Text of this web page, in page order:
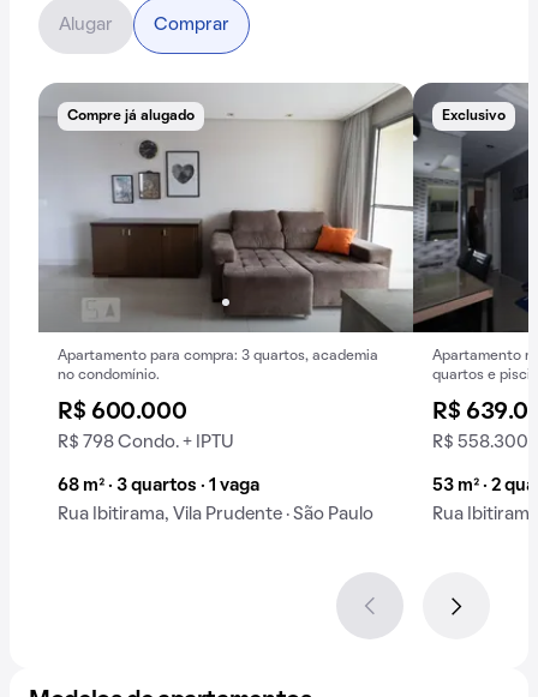
Compre já alugado
Apartamento para compra: 3 quartos, academia
no condomínio.
R$ 600.000
R$ 798 Condo. + IPTU
68 m² · 3 quartos · 1 vaga
Rua Ibitirama, Vila Prudente · São Paulo
Exclusivo
Apartamento
quartos e
R$
R$ 558.300
53 m² · 2
Rua
Alugar Comprar